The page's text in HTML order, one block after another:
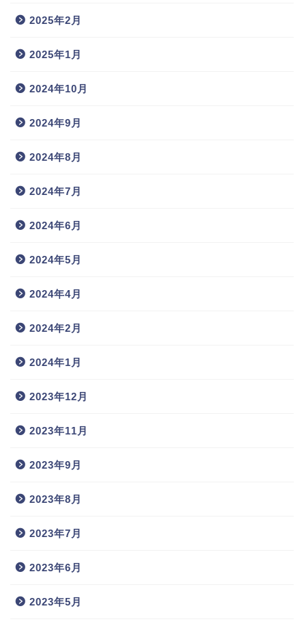
2025年2月
2025年1月
2024年10月
2024年9月
2024年8月
2024年7月
2024年6月
2024年5月
2024年4月
2024年2月
2024年1月
2023年12月
2023年11月
2023年9月
2023年8月
2023年7月
2023年6月
2023年5月